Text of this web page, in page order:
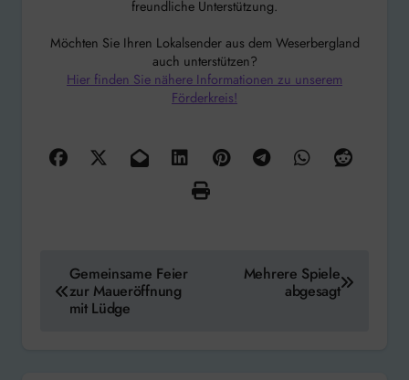
freundliche Unterstützung.
Möchten Sie Ihren Lokalsender aus dem Weserbergland
auch unterstützen?
Hier finden Sie nähere Informationen zu unserem
Förderkreis!
Gemeinsame Feier
zur Maueröffnung
mit Lüdge
Mehrere Spiele
abgesagt